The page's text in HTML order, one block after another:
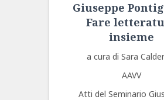
Giuseppe
Fare
insieme
a cura di Sara
AAVV
Atti del Seminario